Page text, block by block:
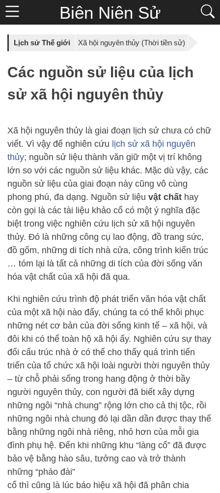
Biên Niên Sử
Lịch sử Thế giới Xã hội nguyên thủy (Thời tiền sử)
Các nguồn sử liệu của lịch
sử xã hội nguyên thủy
Xã hội nguyên thủy là giai đoạn lịch sử chưa có chữ
viết. Vì vậy để nghiên cứu lịch sử xã hội nguyên
thủy; nguồn sử liệu thành văn giữ một vị trí không
lớn so với các nguồn sử liệu khác. Mặc dù vậy, các
nguồn sử liệu của giai đoạn này cũng vô cùng
phong phú, đa dạng. Nguồn sử liệu vật chất hay
còn gọi là các tài liệu khảo cổ có một ý nghĩa đặc
biệt trong việc nghiên cứu lịch sử xã hội nguyên
thủy. Đó là những công cụ lao động, đồ trang sức,
đồ gốm, những di tích nhà cửa, công trình kiến trúc
… tóm lại là tất cả những di tích của đời sống văn
hóa vật chất của xã hội đã qua.
Khi nghiên cứu trình độ phát triển văn hóa vật chất
của một xã hội nào đấy, chúng ta có thể khôi phục
những nét cơ bản của đời sống kinh tế – xã hội, và
đôi khi có thể toàn hộ xã hội ấy. Nghiên cứu sự thay
đổi cấu trúc nhà ở có thể cho thấy quá trình tiến
triển của tổ chức xã hội loài người thời nguyên thủy
– từ chỗ phải sống trong hang động ở thời bầy
người nguyên thủy, con người đã biết xây dựng
những ngôi “nhà chung” rộng lớn cho cả thị tộc, rồi
những ngôi nhà chung đó lại dần dần được thay thế
bằng những ngôi nhà riêng, nhỏ hơn của mỗi gia
đình phụ hệ. Đến khi những khu “làng cổ” đã được
bảo vệ bằng hào sâu, tưởng cao và trở thành
những “pháo đài”
cổ thì cũng là lúc báo hiệu xã hội đã phân chia